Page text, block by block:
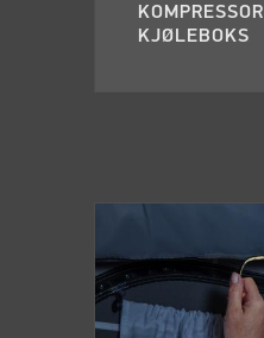
KOMPRESSOR
KJØLEBOKS